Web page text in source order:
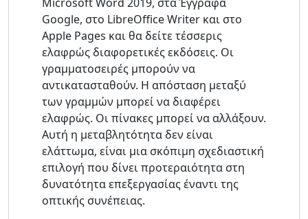
Google, στο LibreOffice Writer και στο
Apple Pages και θα δείτε τέσσερις
ελαφρώς διαφορετικές εκδόσεις. Οι
γραμματοσειρές μπορούν να
αντικατασταθούν. Η απόσταση μεταξύ
των γραμμών μπορεί να διαφέρει
ελαφρώς. Οι πίνακες μπορεί να αλλάξουν.
Αυτή η μεταβλητότητα δεν είναι
ελάττωμα, είναι μια σκόπιμη σχεδιαστική
επιλογή που δίνει προτεραιότητα στη
δυνατότητα επεξεργασίας έναντι της
οπτικής συνέπειας.